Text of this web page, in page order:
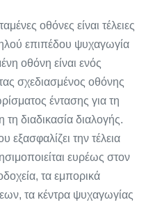
οθόνες είναι τέλειες
επιπέδου ψυχαγωγία
οθόνη είναι ενός
σχεδιασμένος οθόνης
έντασης για τη
διαδικασία διαλογής.
την τέλεια
ευρέως στον
τα εμπορικά
τα κέντρα ψυχαγωγίας